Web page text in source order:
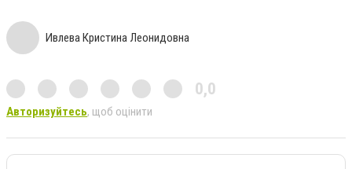
Ивлева Кристина Леонидовна
0,0
Авторизуйтесь, щоб оцінити